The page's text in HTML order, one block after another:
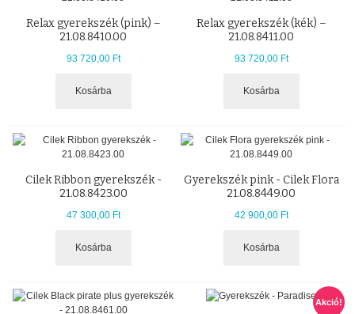
Relax gyerekszék (pink) –
21.08.8410.00
93 720,00 Ft
Kosárba
Relax gyerekszék (kék) –
21.08.8411.00
93 720,00 Ft
Kosárba
Cilek Ribbon gyerekszék -
21.08.8423.00
47 300,00 Ft
Kosárba
Gyerekszék pink - Cilek Flora
21.08.8449.00
42 900,00 Ft
Kosárba
Akció!